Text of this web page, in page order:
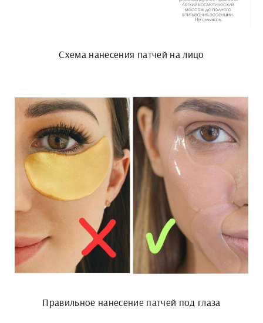
Схема нанесения патчей на лицо
Правильное нанесение патчей под глаза